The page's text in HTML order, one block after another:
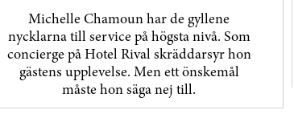
Michelle Chamoun har de gyllene
nycklarna till service på högsta nivå. Som
concierge på Hotel Rival skräddarsyr hon
gästens upp­levelse. Men ett önskemål
måste hon säga nej till.